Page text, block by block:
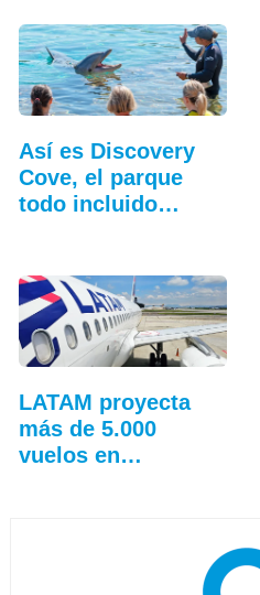
Así es Discovery
Cove, el parque
todo incluido
LATAM proyecta
más de 5.000
vuelos en